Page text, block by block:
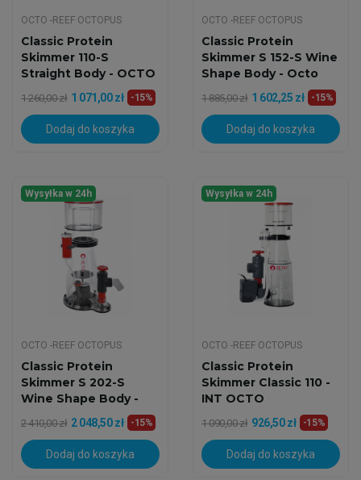
OCTO -REEF OCTOPUS
Classic Protein
Skimmer 110-S
Straight Body - OCTO
1 260,00 zł 1 071,00 zł -15%
Dodaj do koszyka
OCTO -REEF OCTOPUS
Classic Protein
Skimmer S 152-S Wine
Shape Body - Octo
1 885,00 zł 1 602,25 zł -15%
Dodaj do koszyka
Wysyłka w 24h
OCTO -REEF OCTOPUS
Classic Protein
Skimmer S 202-S
Wine Shape Body -
2 410,00 zł 2 048,50 zł -15%
Dodaj do koszyka
Wysyłka w 24h
OCTO -REEF OCTOPUS
Classic Protein
Skimmer Classic 110 -
INT OCTO
1 090,00 zł 926,50 zł -15%
Dodaj do koszyka